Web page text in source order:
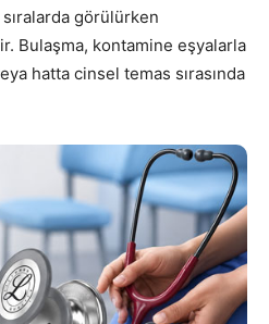
görülürken
Bulaşma, kontamine eşyalarla
hatta cinsel temas sırasında